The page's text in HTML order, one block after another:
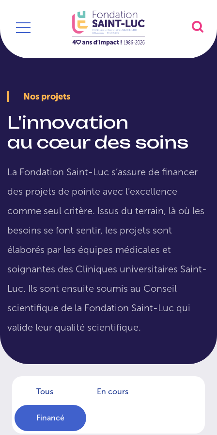
Nos projets
L'innovation
au cœur des soins
La Fondation Saint-Luc s’assure de financer
des projets de pointe avec l’excellence
comme seul critère. Issus du terrain, là où les
besoins se font sentir, les projets sont
élaborés par les équipes médicales et
soignantes des Cliniques universitaires Saint-
Luc. Ils sont ensuite soumis au Conseil
scientifique de la Fondation Saint-Luc qui
valide leur qualité scientifique.
Tous En cours
Financé